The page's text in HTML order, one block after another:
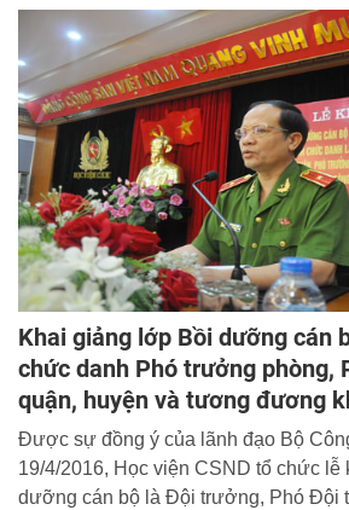
các đơn vị chức năng tổ chức Hội thao Điều lệnh - Quân
sự - Võ thuật và Thể dục thể thao cho các lớp thuộc Khoá
Liên thông 31 của Học viện Cảnh sát
Khai giảng lớp Bồi dưỡng cán
chức danh Phó trưởng phòng,
quận, huyện và tương đương
trong lực lượng CAND khóa 2
Được sự đồng ý của lãnh đạo Bộ
19/4/2016, Học viện CSND tổ chức lễ
dưỡng cán bộ là Đội trưởng, Phó Đội